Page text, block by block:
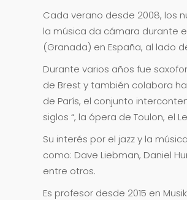
Cada verano desde 2008, los
la música da cámara durante
(Granada) en España, al lado
Durante varios años fue
de Brest y también colabora
de París, el conjunto
siglos “, la ópera de Toulon, el
Su interés por el jazz y la
como: Dave Liebman, Daniel
entre otros.
Es profesor desde 2015 en